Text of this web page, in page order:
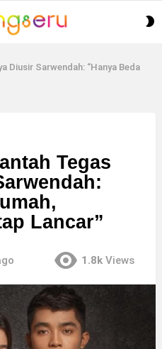
Diusir Sarwendah: “Hanya Beda
Tegas
Lancar”
1.8k Views